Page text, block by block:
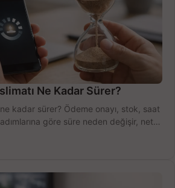
Ne Kadar Sürer?
kadar sürer? Ödeme onayı, stok, saat
göre süre neden değişir, net